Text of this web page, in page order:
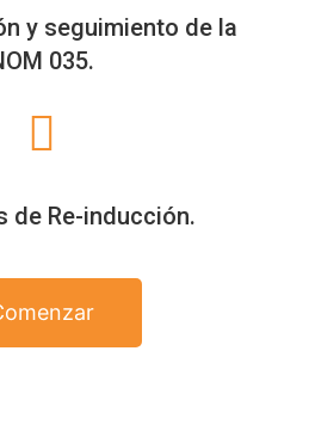
y seguimiento de la
035.
de Re-inducción.